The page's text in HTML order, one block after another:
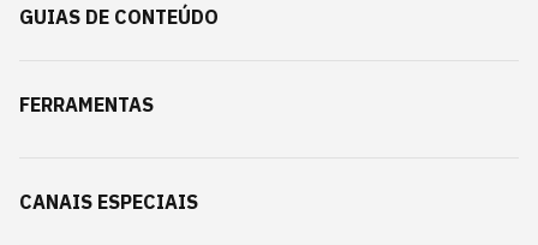
GUIAS DE CONTEÚDO
FERRAMENTAS
CANAIS ESPECIAIS